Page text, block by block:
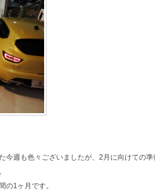
今週も色々ございましたが、2月に向けての準
の1ヶ月です。